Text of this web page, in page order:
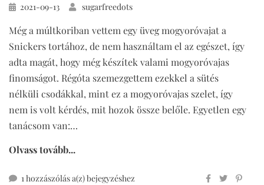
Közzétéve
2021-09-13 sugarfreedots
Még a múltkoriban vettem egy üveg mogyoróvajat a
Snickers tortához, de nem használtam el az egészet, így
adta magát, hogy még készítek valami mogyoróvajas
finomságot. Régóta szemezgettem ezekkel a sütés
nélküli csodákkal, mint ez a mogyoróvajas szelet, így
nem is volt kérdés, mit hozok össze belőle. Egyetlen egy
tanácsom van:…
Olvass tovább...
1 hozzászólás a(z)mogyoróvajas
bejegyzéshez